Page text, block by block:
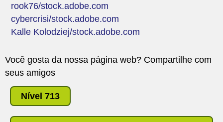
rook76/stock.adobe.com
cybercrisi/stock.adobe.com
Kalle Kolodziej/stock.adobe.com
Você gosta da nossa página web? Compartilhe com
seus amigos
Nível 713